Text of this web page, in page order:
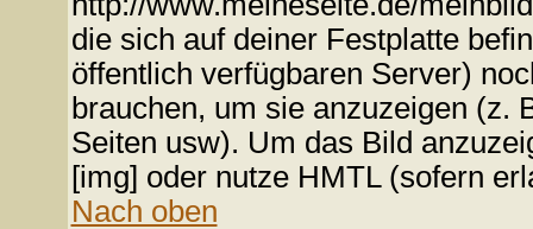
die sich auf deiner Festplatte
öffentlich verfügbaren Server)
brauchen, um sie anzuzeigen (z.
Seiten usw). Um das Bild
[img] oder nutze HMTL (sofern
Nach oben